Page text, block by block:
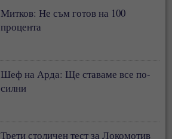
Митков: Не съм готов на 100
процента
Шеф на Арда: Ще ставаме все по-
силни
Трети столичен тест за Локомотив